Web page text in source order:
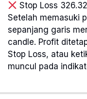
Stop Loss 326.32
Setelah memasuki
sepanjang garis
candle. Profit
Stop Loss, atau
muncul pada